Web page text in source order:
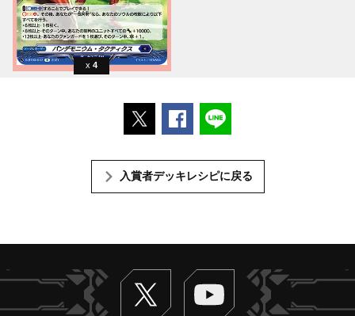
4
ポストするFacebookでシェアする
入賞者デッキレシピに戻る
Twitter ヴァンガードch